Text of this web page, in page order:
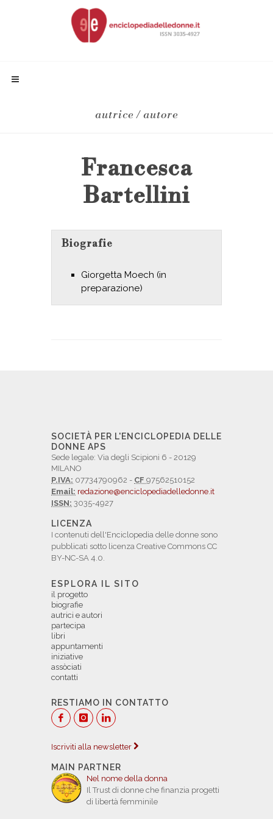
autrice / autore
Francesca
Bartellini
Biografie
Giorgetta Moech (in
preparazione)
SOCIETÀ PER L'ENCICLOPEDIA DELLE
DONNE APS
Sede legale: Via degli Scipioni 6 - 20129
MILANO
P.IVA: 07734790962 - CF 97562510152
Email: redazione@enciclopediadelledonne.it
ISSN: 3035-4927
LICENZA
I contenuti dell'Enciclopedia delle donne sono
pubblicati sotto licenza Creative Commons CC
BY-NC-SA 4.0.
ESPLORA IL SITO
il progetto
biografie
autrici e autori
partecipa
libri
appuntamenti
iniziative
assòciati
contatti
RESTIAMO IN CONTATTO
Iscriviti alla newsletter
MAIN PARTNER
Nel nome della donna
Il Trust di donne che finanzia progetti
di libertà femminile